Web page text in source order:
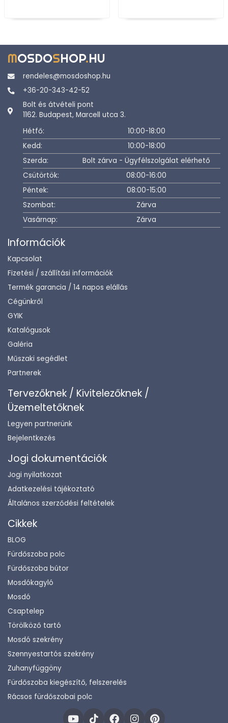
MOSDOSHOP.HU
rendeles@mosdoshop.hu
+36-20-343-42-52
Bolt és átvételi pont
1162. Budapest, Marcell utca 3.
Hétfő:
10:00-18:00
Kedd:
10:00-18:00
Szerda:
Bolt zárva - Ügyfélszolgálat elérhető
Csütörtök:
08:00-16:00
Péntek:
08:00-15:00
Szombat:
Zárva
Vasárnap:
Zárva
Információk
Kapcsolat
Fizetési / szállítási információk
Termék garancia / 14 napos elállás
Cégünkről
GYIK
Katalógusok
Galéria
Műszaki segédlet
Partnerek
Tervezőknek / Kivitelezőknek /
Üzemeltetőknek
Legyen partnerünk
Bejelentkezés
Jogi dokumentációk
Jogi nyilatkozat
Adatkezelési tájékoztató
Általános szerződési feltételek
Cikkek
BLOG
Fürdőszoba polc
Fürdőszoba bútor
Mosdókagyló
Mosdó
Csaptelep
Törölköző tartó
Mosdó szekrény
Szennyestartós szekrény
Zuhanyfüggöny
Fürdőszoba kiegészítő, felszerelés
Rácsos fürdőszobai polc